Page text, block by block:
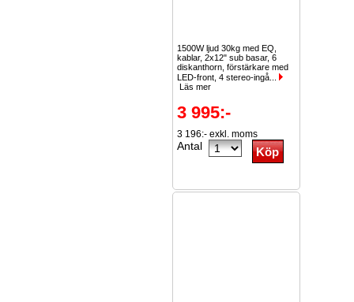
1500W ljud 30kg med EQ,
kablar, 2x12" sub basar, 6
diskanthorn, förstärkare med
LED-front, 4 stereo-ingå...
Läs mer
3 995:-
3 196:- exkl. moms
Antal